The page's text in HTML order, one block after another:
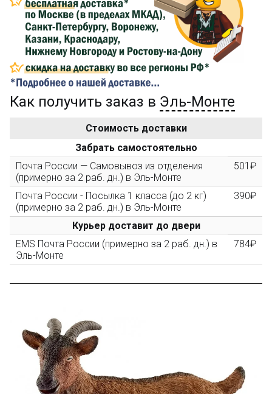
Сделайте заказ на сумму не менее 3 000₽, оплатите
его на карту Сбербанка и получите 150₽ на
компенсацию доставки.
...на следующий заказ
Золотая скидка
персональная
10%
3000 рублей, Вы получите постоянную скидку на все
повторные заказы - 10%
Скидка за обзор
(фото сборки) до 10%
Пришлите фото поэтапной сборки купленного
конструктора и получите дополнительную скидку
10% при покупке следующего набора (не дороже 10
Оставьте отзыв (не менее 50 символов) о товаре на
нашем сайте и получите купон на скидку 50₽ за
текстовый отзыв или 100₽ за отзыв с фото.
Как получить заказ в Эль-Монте
Стоимость доставки
Забрать самостоятельно
Почта России — Самовывоз из отделения
(примерно за 2 раб. дн.) в Эль-Монте
501₽
Почта России - Посылка 1 класса (до 2 кг)
(примерно за 2 раб. дн.) в Эль-Монте
390₽
Курьер доставит до двери
EMS Почта России (примерно за 2 раб. дн.) в
Эль-Монте
784₽